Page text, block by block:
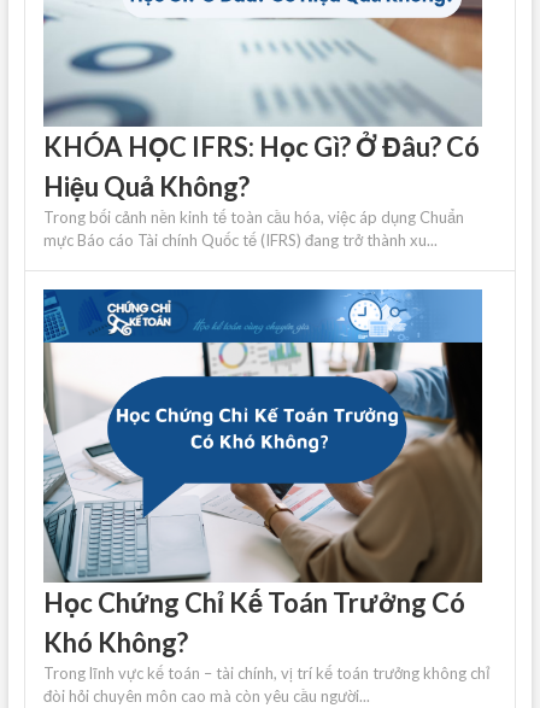
KHÓA HỌC IFRS: Học Gì? Ở Đâu? Có
Hiệu Quả Không?
Trong bối cảnh nền kinh tế toàn cầu hóa, việc áp dụng Chuẩn
mực Báo cáo Tài chính Quốc tế (IFRS) đang trở thành xu...
Học Chứng Chỉ Kế Toán Trưởng Có
Khó Không?
Trong lĩnh vực kế toán – tài chính, vị trí kế toán trưởng không chỉ
đòi hỏi chuyên môn cao mà còn yêu cầu người...